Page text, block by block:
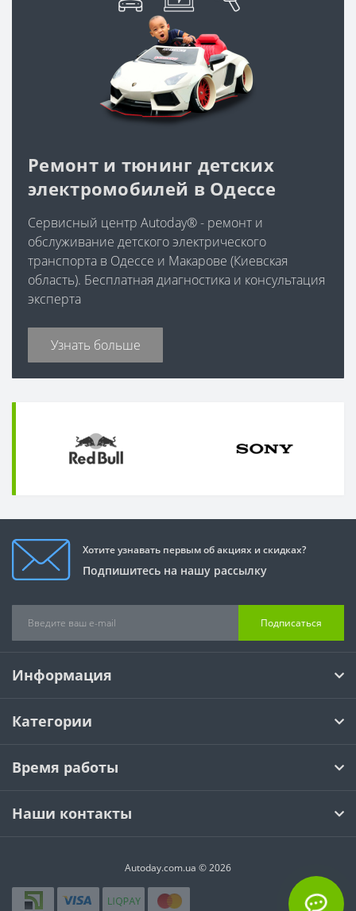
Ремонт и тюнинг детских
электромобилей в Одессе
Сервисный центр Autoday® - ремонт и
обслуживание детского электрического
транспорта в Одессе и Макарове (Киевская
область). Бесплатная диагностика и консультация
эксперта
Узнать больше
Хотите узнавать первым об акциях и скидках?
Подпишитесь на нашу рассылку
Подписаться
Информация
Категории
Время работы
Наши контакты
Autoday.com.ua © 2026